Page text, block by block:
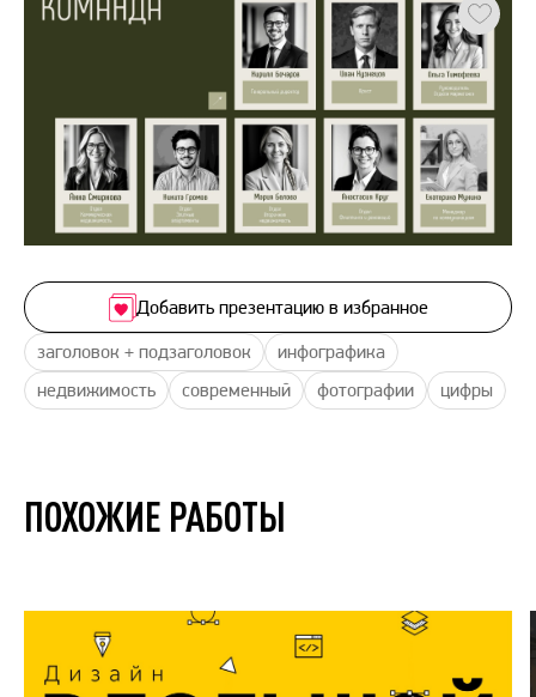
заголовок + подзаголовок
инфографика
недвижимость
современный фотографии цифры
Добавить презентацию в избранное
ПОХОЖИЕ РАБОТЫ